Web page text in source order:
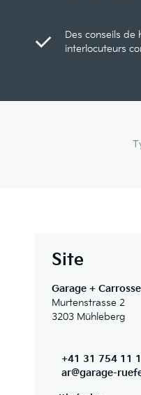
Des conseils de
interlocuteurs
Site
Garage +
Murtenstrasse 2
3203 Mühleberg
+41 31 754 11
ar@garage-